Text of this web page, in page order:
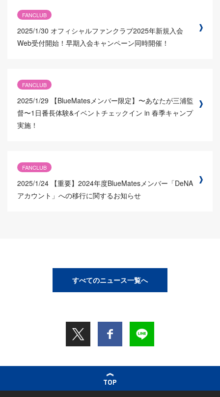
FANCLUB
2025/1/30 オフィシャルファンクラブ2025年新規入会
Web受付開始！早期入会キャンペーン同時開催！
FANCLUB
2025/1/29
【BlueMatesメンバー限定】〜あなたが三浦監
督〜1日番長体験&イベントチェックイン in 春季キャンプ
実施！
FANCLUB
2025/1/24 【重要】2024年度BlueMatesメンバー「DeNA
アカウント」への移行に関するお知らせ
すべてのニュース一覧へ
TOP